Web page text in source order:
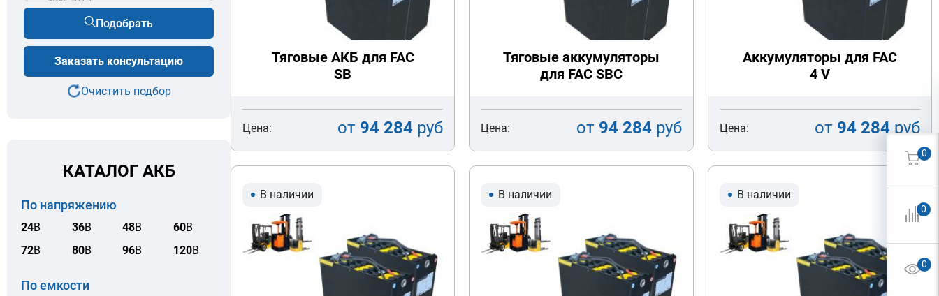
Подобрать
Заказать консультацию
Очистить подбор
КАТАЛОГ АКБ
По напряжению
24В 36В 48В 60В
72В 80В 96В 120В
По емкости
Тяговые АКБ для FAC
SB
Цена: от 94 284 руб
Тяговые аккумуляторы
для FAC SBC
Цена: от 94 284руб
Аккумуляторы для FAC
4 V
Цена: от 94 284руб
В наличии В наличии В наличии
0
0
0